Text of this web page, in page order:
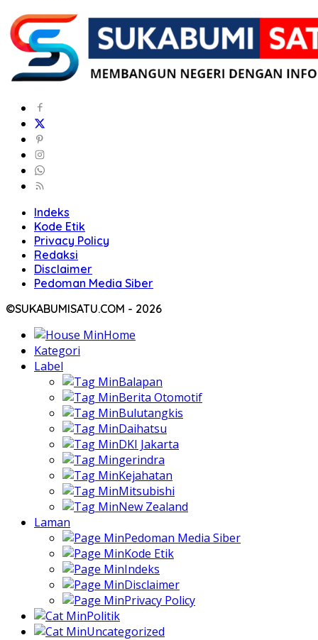
Indeks
Kode Etik
Privacy Policy
Redaksi
Disclaimer
Pedoman Media Siber
©SUKABUMISATU.COM - 2026
Home
Kategori
Label
Balapan
Berita Otomotif
Bulutangkis
Daihatsu
DKI Jakarta
gerindra
Kejahatan
Mitsubishi
New Zealand
Laman
Pedoman Media Siber
Kode Etik
Indeks
Disclaimer
Privacy Policy
Politik
Uncategorized